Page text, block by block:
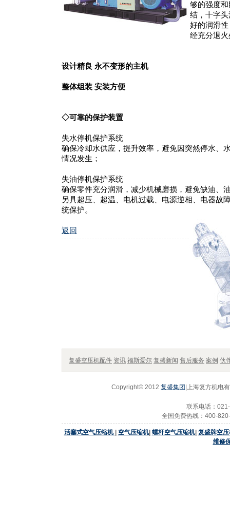
够的强度
结，十字
好的润滑
经充分退
设计精良 永不变形的主机
整体组装 安装方便
◇可靠的保护装置
失水停机保护系统
确保冷却水供应，提升效率，避免因突然停水、
情况发生；
失油停机保护系统
确保零件充分润滑，减少机械磨损，避免缺油、
另具超压、超温、电机过载、电源逆相、电器故
统保护。
返回
复盛空压机配件 资讯 福斯爱尔 复盛新闻 售后服务 案例 伙
Copyright© 2012 复盛集团 |上海复方机电
联系电话：
全国免费热线：400-
活塞式空气压缩机 空气压缩机| 螺杆空气压缩机| 复盛牌空压
维修